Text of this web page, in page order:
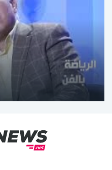
ARRIYADYA